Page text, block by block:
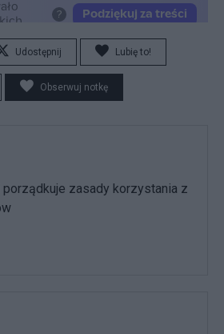
Udostępnij Lubię to!
Obserwuj notkę
porządkuje zasady korzystania z